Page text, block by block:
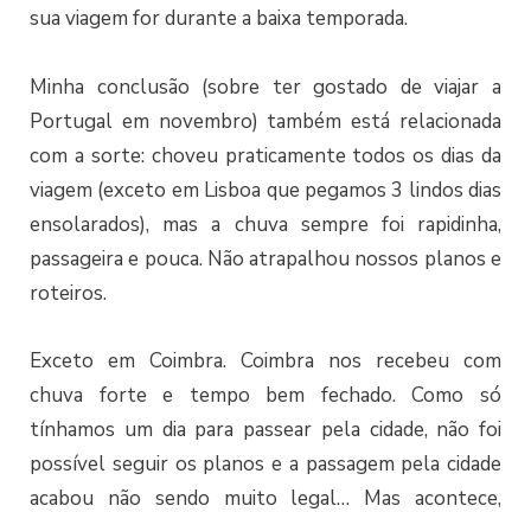
sua viagem for durante a baixa temporada.
Minha conclusão (sobre ter gostado de viajar a
Portugal em novembro) também está relacionada
com a sorte: choveu praticamente todos os dias da
viagem (exceto em Lisboa que pegamos 3 lindos dias
ensolarados), mas a chuva sempre foi rapidinha,
passageira e pouca. Não atrapalhou nossos planos e
roteiros.
Exceto em Coimbra. Coimbra nos recebeu com
chuva forte e tempo bem fechado. Como só
tínhamos um dia para passear pela cidade, não foi
possível seguir os planos e a passagem pela cidade
acabou não sendo muito legal… Mas acontece,